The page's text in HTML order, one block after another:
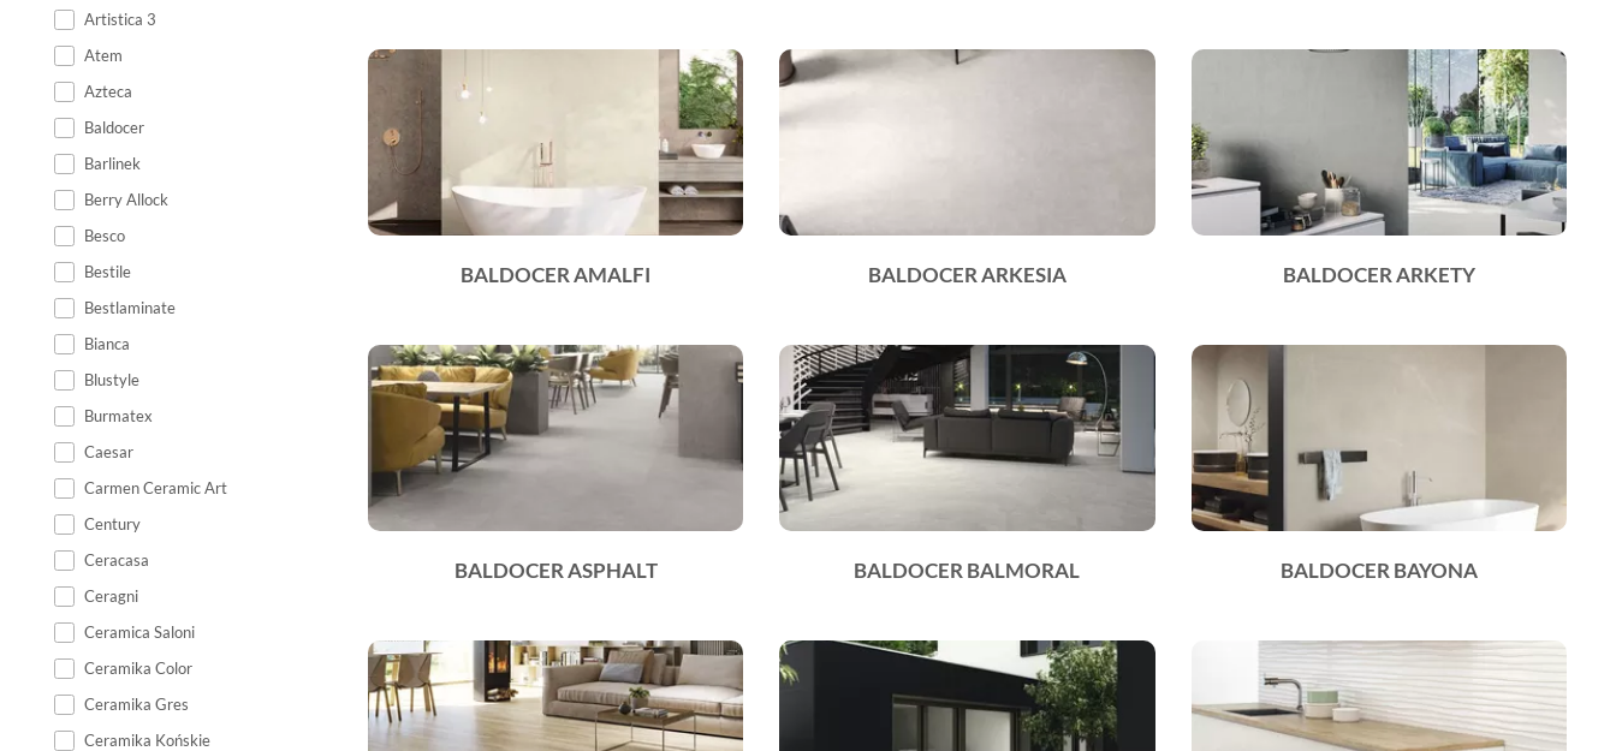
Artistica 3
Atem
Azteca
Baldocer
Barlinek
Berry Allock
Besco
Bestile
Bestlaminate
Bianca
Blustyle
Burmatex
Caesar
Carmen Ceramic Art
Century
Ceracasa
Ceragni
Ceramica Saloni
Ceramika Color
Ceramika Gres
Ceramika Końskie
BALDOCER AMALFI BALDOCER ARKESIA BALDOCER ARKETY
BALDOCER ASPHALT BALDOCER BALMORAL BALDOCER BAYONA